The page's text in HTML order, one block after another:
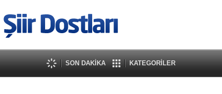
SON DAKİKA KATEGORİLER